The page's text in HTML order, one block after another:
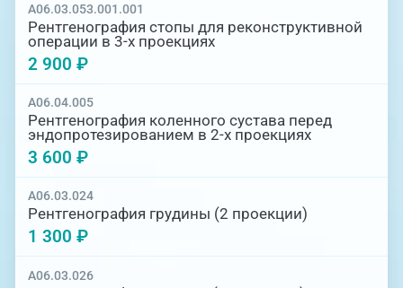
A06.03.053.001.001
Рентгенография стопы для реконструктивной
операции в 3-х проекциях
2 900 ₽
A06.04.005
Рентгенография коленного сустава перед
эндопротезированием в 2-х проекциях
3 600 ₽
A06.03.024
Рентгенография грудины (2 проекции)
1 300 ₽
A06.03.026